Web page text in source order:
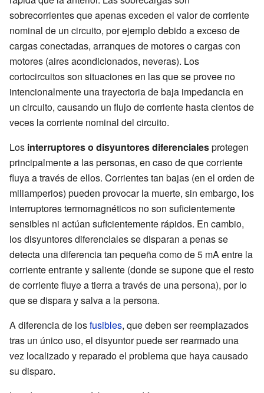
sobrecorrientes que apenas exceden el valor de corriente
nominal de un circuito, por ejemplo debido a exceso de
cargas conectadas, arranques de motores o cargas con
motores (aires acondicionados, neveras). Los
cortocircuitos son situaciones en las que se provee no
intencionalmente una trayectoria de baja impedancia en
un circuito, causando un flujo de corriente hasta cientos de
veces la corriente nominal del circuito.
Los interruptores o disyuntores diferencialesprotegen
principalmente a las personas, en caso de que corriente
fluya a través de ellos. Corrientes tan bajas (en el orden de
miliamperios) pueden provocar la muerte, sin embargo, los
interruptores termomagnéticos no son suficientemente
sensibles ni actúan suficientemente rápidos. En cambio,
los disyuntores diferenciales se disparan a penas se
detecta una diferencia tan pequeña como de 5 mA entre la
corriente entrante y saliente (donde se supone que el resto
de corriente fluye a tierra a través de una persona), por lo
que se dispara y salva a la persona.
A diferencia de losfusibles, que deben ser reemplazados
tras un único uso, el disyuntor puede ser rearmado una
vez localizado y reparado el problema que haya causado
su disparo.